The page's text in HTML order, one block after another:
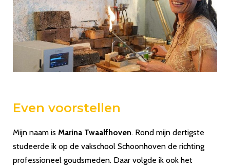
Even voorstellen
Mijn naam is Marina Twaalfhoven. Rond mijn dertigste
studeerde ik op de vakschool Schoonhoven de richting
professioneel goudsmeden. Daar volgde ik ook het